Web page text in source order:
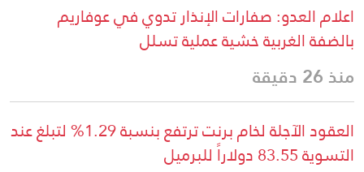
اعلام العدو: صفارات الإنذار تدوي في عوفاريم
بالضفة الغربية خشية عملية تسلل
منذ 26 دقيقة
العقود الآجلة لخام برنت ترتفع بنسبة 1.29% لتبلغ عند
التسوية 83.55 دولاراً للبرميل